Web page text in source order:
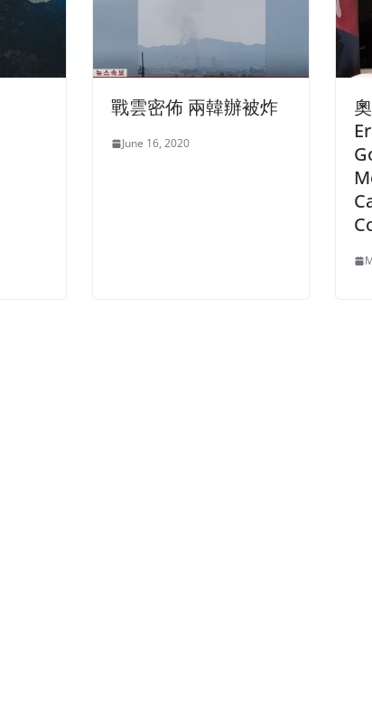
戰雲密佈 兩韓辦被炸
June 16, 2020